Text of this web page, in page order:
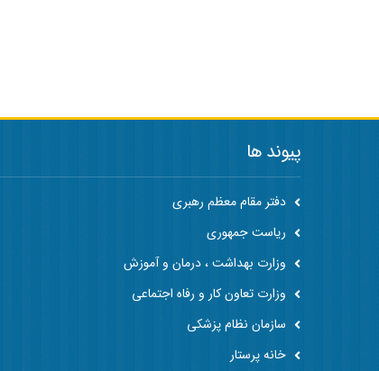
پیوند ها
دفتر مقام معظم رهبری
ریاست جمهوری
وزارت بهداشت ، درمان و آموزش
وزارت تعاون کار و رفاه اجتماعی
سازمان نظام پزشکی
خانه پرستار